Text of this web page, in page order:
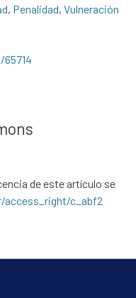
, Penalidad, Vulneración
de este artículo se
c_abf2